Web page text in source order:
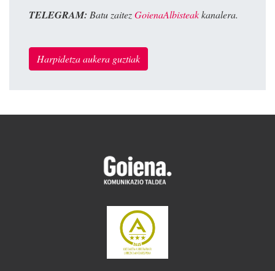
TELEGRAM: Batu zaitezGoienaAlbisteakkanalera.
Harpidetza aukera guztiak